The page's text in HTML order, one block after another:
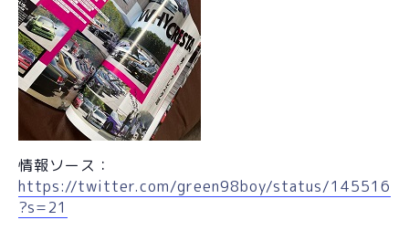
情報ソース：
https://twitter.com/green98boy/status/
?s=21